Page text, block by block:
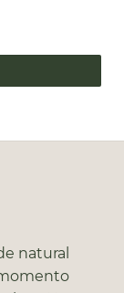
natural